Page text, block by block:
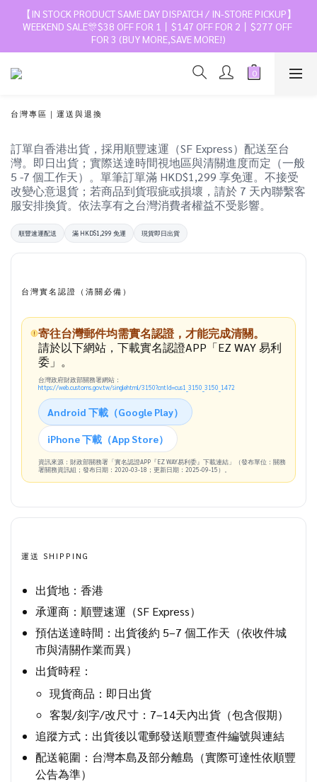
【IN STOCK PRODUCT SAME DAY DISPATCH / IN-STORE PICKUP】
WEEKEND SALE🎊$38 OFF FOR 1丨$147 OFF FOR 2丨$277 OFF
FOR 3 (BUY MORE,SAVE MORE!)
台灣專區｜運送與退換
訂單自香港出貨，採用順豐速運（SF Express）配送至台
灣。即日出貨；實際送達時間視地區與清關進度而定（一般
5 -7 個工作天）。單筆訂單滿 HKD$1,299 享免運。不接受
改變心意退貨；若商品到貨瑕疵或損壞，請於 7 天內聯繫客
服安排換貨。依法享有之台灣消費者權益不受影響。
順豐速運配送 滿 HKD$1,299 免運 現貨即日出貨
台灣實名認證（清關必備）
寄往台灣郵件均需實名認證，才能完成清關。
請於以下網站，下載實名認證APP「EZ WAY 易利
委」。
台灣政府財政部關務署網站：
https://web.customs.gov.tw/singlehtml/3150?cntId=cus1_3150_3150_1472
Android 下載（Google Play）
iPhone 下載（App Store）
資訊來源：財政部關務署「實名認證APP『EZ WAY易利委』下載連結」（發布單位：關務
署關務資訊組；發布日期：2020-03-18；更新日期：2025-09-15）。
運送 SHIPPING
出貨地：香港
承運商：順豐速運（SF Express）
預估送達時間：出貨後約 5–7 個工作天（依收件城
市與清關作業而異）
出貨時程：
現貨商品：即日出貨
客製/刻字/改尺寸：7–14天內出貨（包含假期）
追蹤方式：出貨後以電郵發送順豐查件編號與連結
配送範圍：台灣本島及部分離島（實際可達性依順豐
公告為準）